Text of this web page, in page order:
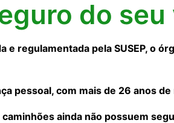
do seu
regulamentada pela SUSEP, o
pessoal, com mais de 26 anos
ainda não possuem